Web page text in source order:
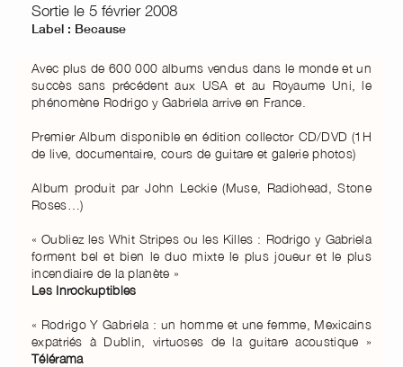
Sortie le 5 février 2008
Label : Because
Avec plus de 600 000 albums vendus dans le monde et un
succès sans précédent aux USA et au Royaume Uni, le
phénomène Rodrigo y Gabriela arrive en France.
Premier Album disponible en édition collector CD/DVD (1H
de live, documentaire, cours de guitare et galerie photos)
Album produit par John Leckie (Muse, Radiohead, Stone
Roses…)
« Oubliez les Whit Stripes ou les Killes : Rodrigo y Gabriela
forment bel et bien le duo mixte le plus joueur et le plus
incendiaire de la planète »
Les Inrockuptibles
« Rodrigo Y Gabriela : un homme et une femme, Mexicains
expatriés à Dublin, virtuoses de la guitare acoustique »
Télérama